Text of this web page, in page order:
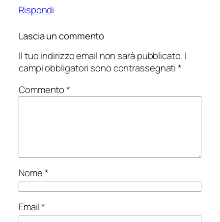
Rispondi
Lascia un commento
Il tuo indirizzo email non sarà pubblicato. I
campi obbligatori sono contrassegnati*
Commento*
Nome*
Email*